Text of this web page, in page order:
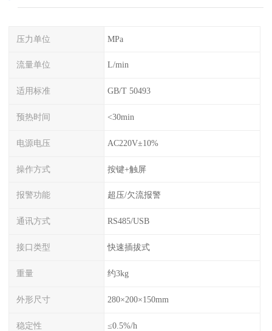
压力单位 MPa
流量单位 L/min
适用标准 GB/T 50493
预热时间 <30min
电源电压 AC220V±10%
操作方式 按键+触屏
报警功能 超压/欠流报警
通讯方式 RS485/USB
接口类型 快速插拔式
重量 约3kg
外形尺寸 280×200×150mm
稳定性 ≤0.5%/h